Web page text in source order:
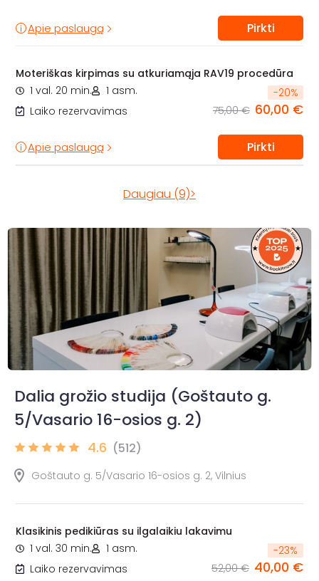
Apie paslaugą Pirkti
Moteriškas kirpimas su atkuriamąja RAV19 procedūra
1 val. 20 min.
1 asm.
Laiko rezervavimas
-20%
75,00 € 60,00 €
Apie paslaugą Pirkti
Daugiau (9)>
Dalia grožio studija (Goštauto g.
5/Vasario 16-osios g. 2)
4.6 (512)
Goštauto g. 5/Vasario 16-osios g. 2, Vilnius
Klasikinis pedikiūras su ilgalaikiu lakavimu
1 val. 30 min.
1 asm.
Laiko rezervavimas
-23%
52,00 € 40,00 €